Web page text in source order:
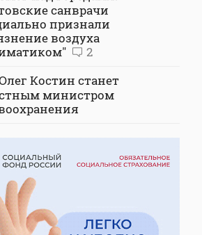
санврачи
признали
воздуха
2
Костин станет
министром